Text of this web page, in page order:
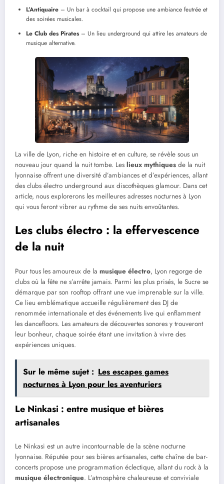
L’Antiquaire – Un bar à cocktail qui propose une ambiance feutrée et
des soirées musicales.
Le Club des Pirates– Un lieu underground qui attire les amateurs de
musique alternative.
La ville de Lyon, riche en histoire et en culture, se révèle sous un
nouveau jour quand la nuit tombe. Les lieux mythiques de la nuit
lyonnaise offrent une diversité d’ambiances et d’expériences, allant
des clubs électro underground aux discothèques glamour. Dans cet
article, nous explorerons les meilleures adresses nocturnes à Lyon
qui vous feront vibrer au rythme de ses nuits envoûtantes.
Les clubs électro : la effervescence
de la nuit
Pour tous les amoureux de la musique électro, Lyon regorge de
clubs où la fête ne s’arrête jamais. Parmi les plus prisés, le Sucre se
démarque par son rooftop offrant une vue imprenable sur la ville.
Ce lieu emblématique accueille régulièrement des DJ de
renommée internationale et des événements live qui enflamment
les dancefloors. Les amateurs de découvertes sonores y trouveront
leur bonheur, chaque soirée étant une invitation à vivre des
expériences uniques.
Sur le même sujet : Les escapes games
nocturnes à Lyon pour les aventuriers
Le Ninkasi : entre musique et bières
artisanales
Le Ninkasi est un autre incontournable de la scène nocturne
lyonnaise. Réputée pour ses bières artisanales, cette chaîne de bar-
concerts propose une programmation éclectique, allant du rock à la
musique électronique. L’atmosphère chaleureuse et conviviale